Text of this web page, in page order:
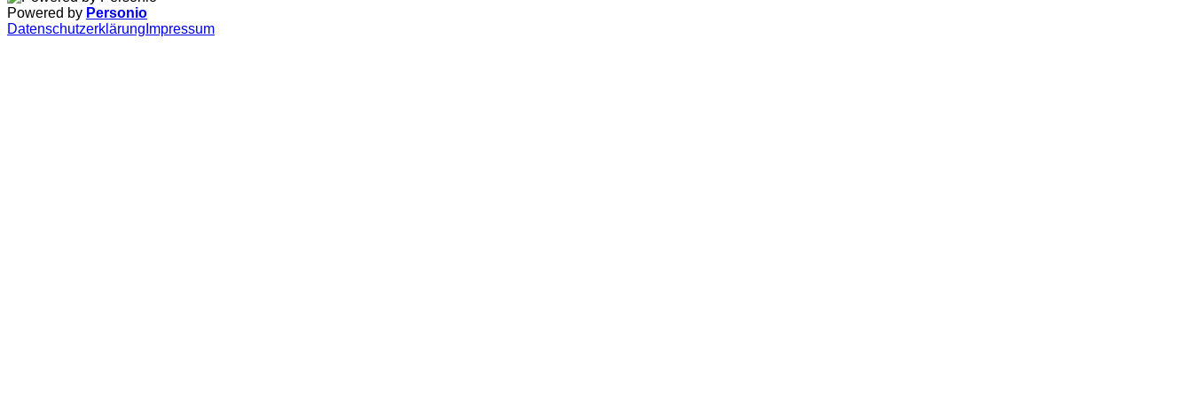
Powered by Personio
Datenschutzerklärung Impressum